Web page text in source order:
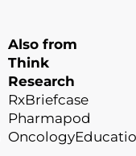
Also from
Think
Research
RxBriefcase
Pharmapod